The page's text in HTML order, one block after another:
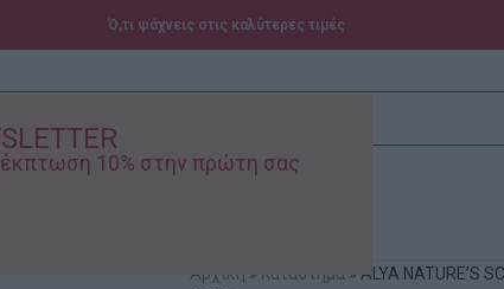
10% στην πρώτη σας
Ό,τι ψάχνεις στις καλύτερες τιμές
Αρχική » Κατάστημα » ALYA NATURE’S